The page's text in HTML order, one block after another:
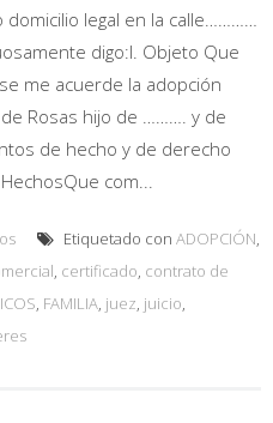
domicilio legal en la calle…………
digo:I. Objeto Que
me acuerde la adopción
Rosas hijo de ………. y de
de hecho y de derecho
com...
Etiquetado con ADOPCIÓN,
, certificado, contrato de
, FAMILIA, juez, juicio,